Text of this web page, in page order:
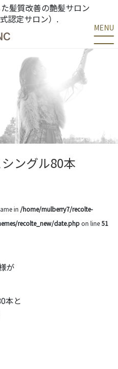
髪質改善の艶髪サロン
認定サロン）.
MENU
ングル80本
in /home/mulberry7/recolte-
recolte_new/date.phpon line51
が
本と